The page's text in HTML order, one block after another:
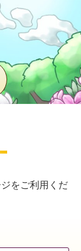
をご利用くだ